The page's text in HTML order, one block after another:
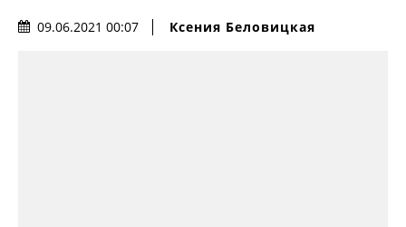
09.06.2021 00:07 Ксения Беловицкая